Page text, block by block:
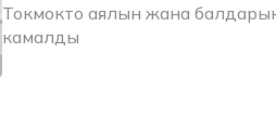
Токмокто аялын жана
камалды